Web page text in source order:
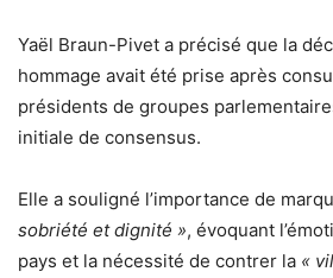
Yaël Braun-Pivet a précisé que la
hommage avait été prise après
présidents de groupes
initiale de consensus.
Elle a souligné l’importance de
sobriété et dignité », évoquant
pays et la nécessité de contrer la «